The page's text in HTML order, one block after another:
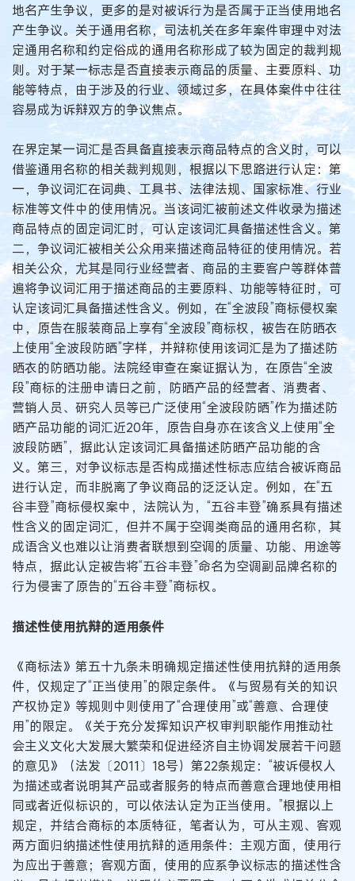
地名产生争议，更多的是对被诉行为是否属于正当使用地名
产生争议。关于通用名称，司法机关在多年案件审理中对法
定通用名称和约定俗成的通用名称形成了较为固定的裁判规
则。对于某一标志是否直接表示商品的质量、主要原料、功
能等特点，由于涉及的行业、领域过多，在具体案件中往往
容易成为诉辩双方的争议焦点。
在界定某一词汇是否具备直接表示商品特点的含义时，可以
借鉴通用名称的相关裁判规则，根据以下思路进行认定：第
一，争议词汇在词典、工具书、法律法规、国家标准、行业
标准等文件中的使用情况。当该词汇被前述文件收录为描述
商品特点的固定词汇时，可认定该词汇具备描述性含义。第
二，争议词汇被相关公众用来描述商品特征的使用情况。若
相关公众，尤其是同行业经营者、商品的主要客户等群体普
遍将争议词汇用于描述商品的主要原料、功能等特征时，可
认定该词汇具备描述性含义。例如，在“全波段”商标侵权案
中，原告在服装商品上享有“全波段”商标权，被告在防晒衣
上使用“全波段防晒”字样，并辩称使用该词汇是为了描述防
晒衣的防晒功能。法院经审查在案证据认为，在原告“全波
段”商标的注册申请日之前，防晒产品的经营者、消费者、
营销人员、研究人员等已广泛使用“全波段防晒”作为描述防
晒产品功能的词汇近20年，原告自身亦在该含义上使用“全
波段防晒”，据此认定该词汇具备描述防晒产品功能的含
义。第三，对争议标志是否构成描述性标志应结合被诉商品
进行认定，而非脱离了争议商品的泛泛认定。例如，在“五
谷丰登”商标侵权案中，法院认为，“五谷丰登”确系具有描述
性含义的固定词汇，但并不属于空调类商品的通用名称，其
成语含义也难以让消费者联想到空调的质量、功能、用途等
特点，据此认定被告将“五谷丰登”命名为空调副品牌名称的
行为侵害了原告的“五谷丰登”商标权。
描述性使用抗辩的适用条件
《商标法》第五十九条未明确规定描述性使用抗辩的适用条
件，仅规定了“正当使用”的限定条件。《与贸易有关的知识
产权协定》等规则中则使用了“合理使用”或“善意、合理使
用”的限定。《关于充分发挥知识产权审判职能作用推动社
会主义文化大发展大繁荣和促进经济自主协调发展若干问题
的意见》（法发〔2011〕18号）第22条规定：“被诉侵权人
为描述或者说明其产品或者服务的特点而善意合理地使用相
同或者近似标识的，可以依法认定为正当使用。”根据以上
规定，并结合商标的本质特征，笔者认为，可从主观、客观
两方面归纳描述性使用抗辩的适用条件：主观方面，使用行
为应出于善意；客观方面，使用的应系争议标志的描述性含